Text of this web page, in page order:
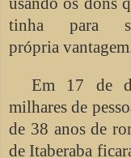
tinha para
própria
Em 17 de
milhares de
de 38 anos de
de Itaberaba